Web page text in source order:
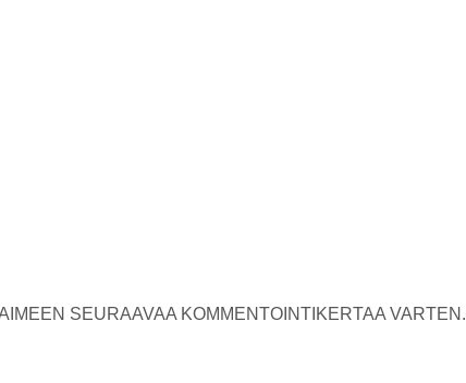
SEURAAVAA KOMMENTOINTIKERTAA VARTEN.